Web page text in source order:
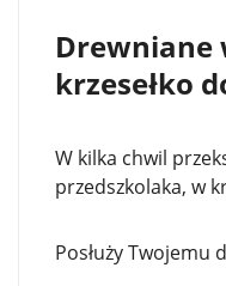
Drewniane
krzesełko
W kilka chwil
przedszkolaka, w
Posłuży Twojemu